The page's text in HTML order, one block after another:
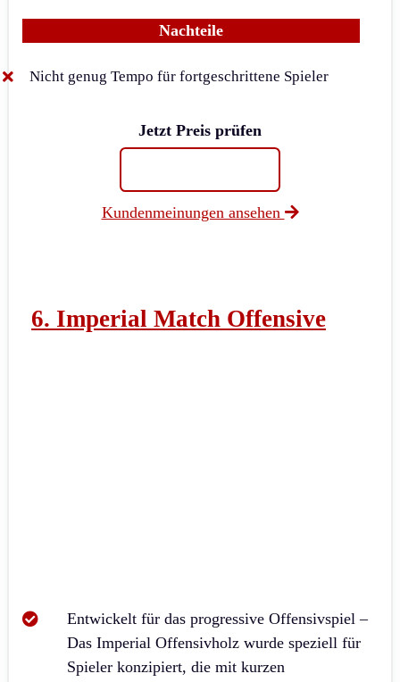
Nachteile
Nicht genug Tempo für fortgeschrittene Spieler
Jetzt Preis prüfen
Kundenmeinungen ansehen
6. Imperial Match Offensive
Entwickelt für das progressive Offensivspiel –
Das Imperial Offensivholz wurde speziell für
Spieler konzipiert, die mit kurzen